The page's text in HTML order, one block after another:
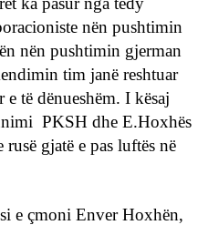
nën pushtimin
nën pushtimin gjerman
tim janë reshtuar
të dënueshëm. I kësaj
PKSH dhe E.Hoxhës
gjatë e pas luftës në
e çmoni Enver Hoxhën,